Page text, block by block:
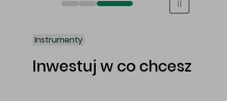
Otwórz rachunek maklerski online
Otwórz konto IKE/IKZE
Świat bez swap i prowizji
Instrumenty
Inwestuj w co chcesz